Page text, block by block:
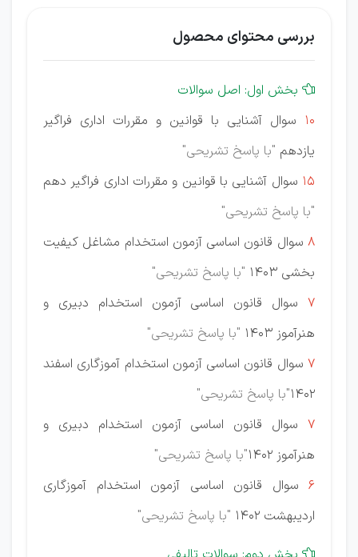
بررسی محتوای محصول
 بخش اول: اصل سوالات
10 سوال آشنایی با قوانین و مقررات اداری فراگیر
یازدهم "با پاسخ تشریحی"
15 سوال آشنایی با قوانین و مقررات اداری فراگیر دهم
"با پاسخ تشریحی"
8 سوال قانون اساسی آزمون استخدام مشاغل کیفیت
بخشی 1403
"با پاسخ تشریحی"
7 سوال قانون اساسی آزمون استخدام دبیری و
هنرآموز 1403
"با پاسخ تشریحی"
7 سوال قانون اساسی آزمون استخدام آموزگاری اسفند
1402"با پاسخ تشریحی"
7 سوال قانون اساسی آزمون استخدام دبیری و
هنرآموز 1402
"با پاسخ تشریحی"
6 سوال قانون اساسی آزمون استخدام آموزگاری
اردیبهشت 1402
"با پاسخ تشریحی"
